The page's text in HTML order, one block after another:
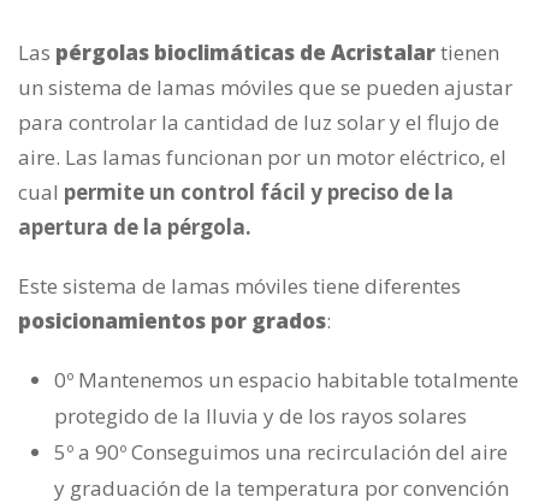
Las pérgolas bioclimáticas de Acristalartienen
un sistema de lamas móviles que se pueden ajustar
para controlar la cantidad de luz solar y el flujo de
aire. Las lamas funcionan por un motor eléctrico, el
cual permite un control fácil y preciso de la
apertura de la pérgola.
Este sistema de lamas móviles tiene diferentes
posicionamientos por grados:
0º Mantenemos un espacio habitable totalmente
protegido de la lluvia y de los rayos solares
5º a 90º Conseguimos una recirculación del aire
y graduación de la temperatura por convención